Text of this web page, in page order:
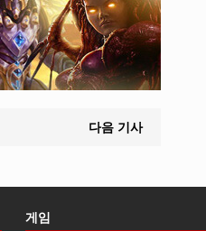
다음 기사
게임